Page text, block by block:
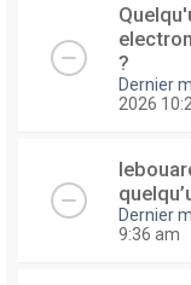
?
Dernier
2026
Dernier
9:36 am